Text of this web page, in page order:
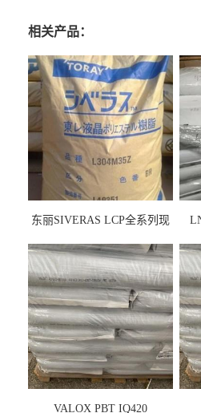
相关产品：
东丽SIVERAS LCP全系列现
VALOX PBT IQ420